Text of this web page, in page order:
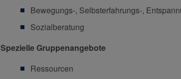
Bewegungs-, Selbsterfahrungs-,
Sozialberatung
Spezielle Gruppenangebote
Ressourcen